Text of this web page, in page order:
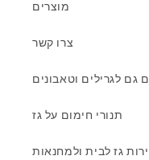
מוצרים
צרו קשר
גם לגרילים וטאבונים
תנורי חימום על גז
גז לבית ולמחנאות